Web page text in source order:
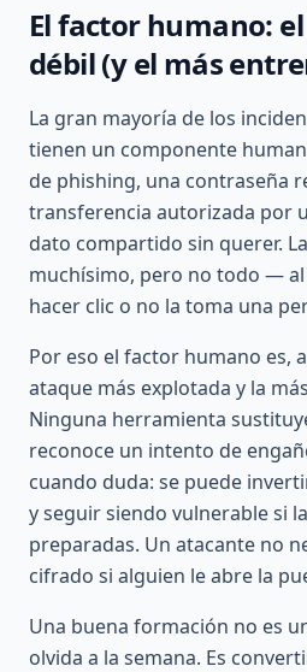
El factor humano:
débil (y el más
La gran mayoría de los
tienen un componente
de phishing, una contraseña
transferencia autorizada por
dato compartido sin querer.
muchísimo, pero no todo —
hacer clic o no la toma una
Por eso el factor humano es,
ataque más explotada y la
Ninguna herramienta
reconoce un intento de
cuando duda: se puede
y seguir siendo vulnerable si
preparadas. Un atacante no
cifrado si alguien le abre la
Una buena formación no es
olvida a la semana. Es